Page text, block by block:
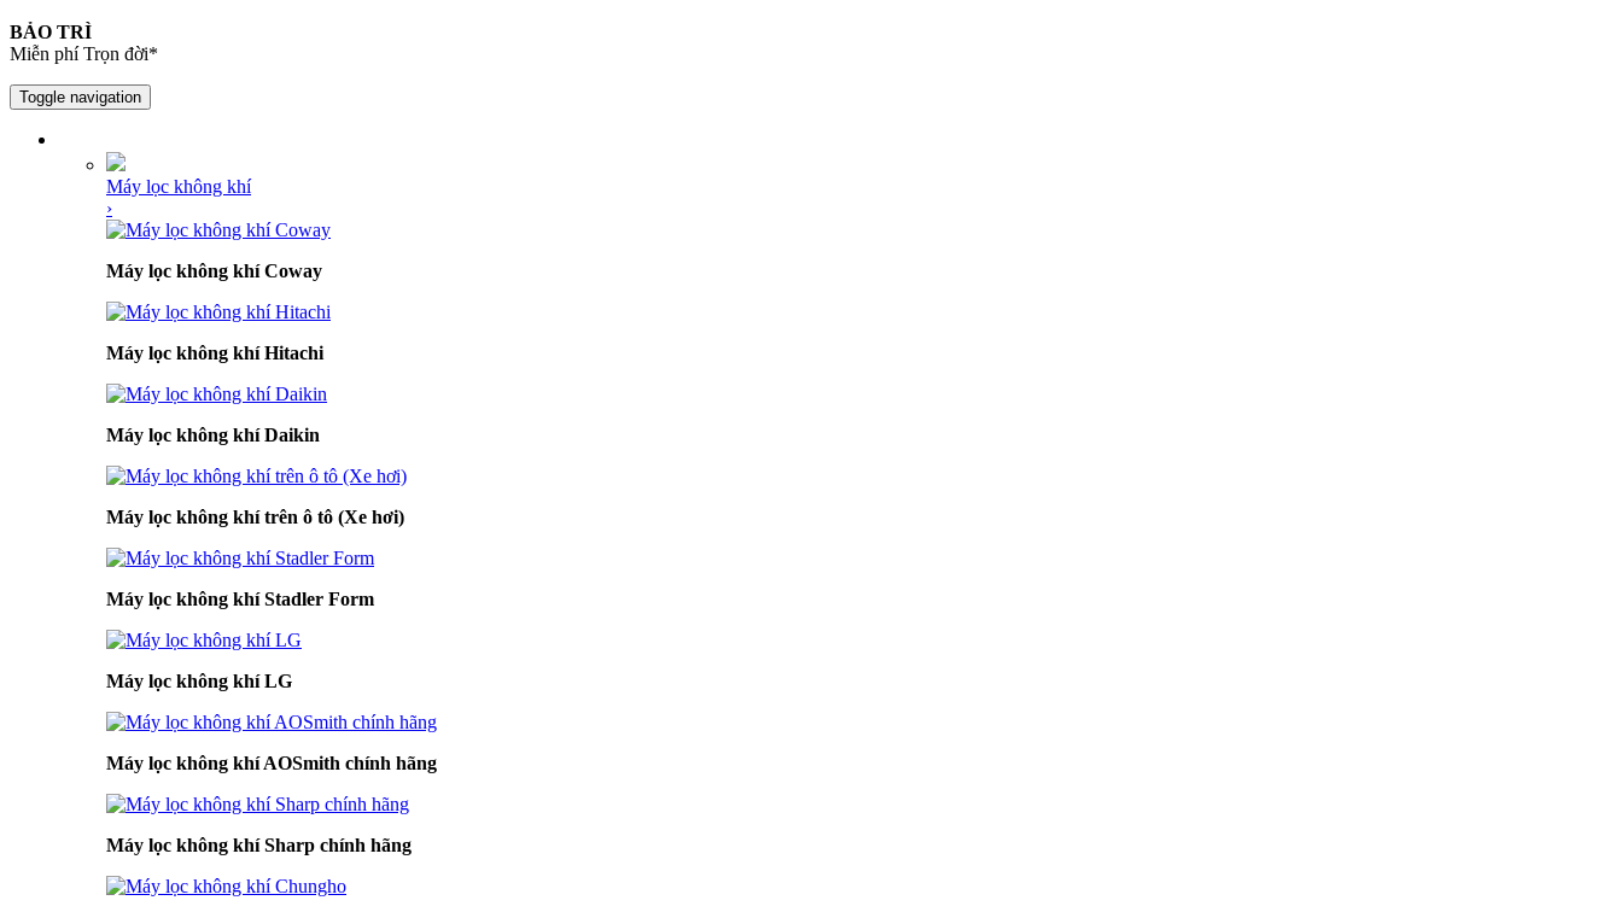
BẢO TRÌ
Miễn phí Trọn đời*
Toggle navigation
Máy lọc không khí
›
Máy lọc không khí Coway
Máy lọc không khí Hitachi
Máy lọc không khí Daikin
Máy lọc không khí trên ô tô (Xe hơi)
Máy lọc không khí Stadler Form
Máy lọc không khí LG
Máy lọc không khí AOSmith chính hãng
Máy lọc không khí Sharp chính hãng